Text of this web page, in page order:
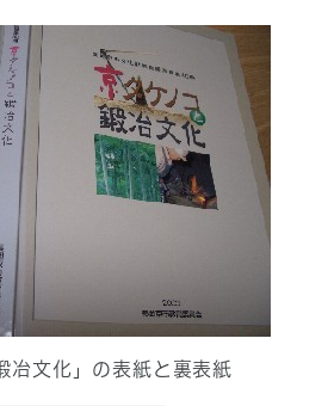
冶文化」の表紙と裏表紙